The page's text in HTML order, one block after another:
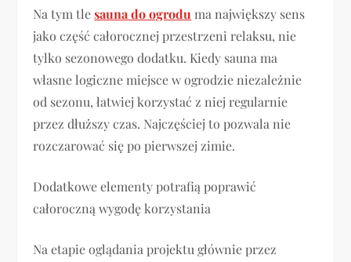
Na tym tlesauna do ogrodu ma największy sens
jako część całorocznej przestrzeni relaksu, nie
tylko sezonowego dodatku. Kiedy sauna ma
własne logiczne miejsce w ogrodzie niezależnie
od sezonu, łatwiej korzystać z niej regularnie
przez dłuższy czas. Najczęściej to pozwala nie
rozczarować się po pierwszej zimie.
Dodatkowe elementy potrafią poprawić
całoroczną wygodę korzystania
Na etapie oglądania projektu głównie przez